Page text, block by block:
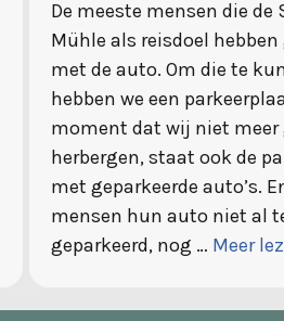
De meeste mensen die
Mühle als reisdoel
met de auto. Om die te
hebben we een
moment dat wij niet
herbergen, staat ook de
met geparkeerde auto’s.
mensen hun auto niet al
geparkeerd, nog … Meer